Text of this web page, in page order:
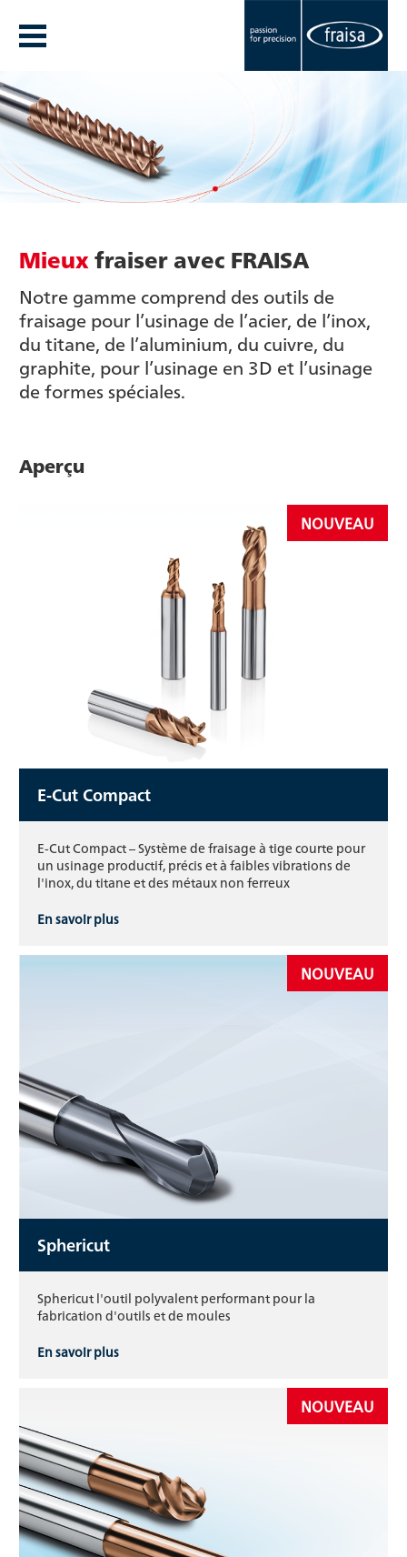
Mieux fraiser avec FRAISA
Notre gamme comprend des outils de
fraisage pour l’usinage de l’acier, de l’inox,
du titane, de l’aluminium, du cuivre, du
graphite, pour l’usinage en 3D et l’usinage
de formes spéciales.
Aperçu
NOUVEAU
E-Cut Compact
E-Cut Compact – Système de fraisage à tige courte pour
un usinage productif, précis et à faibles vibrations de
l'inox, du titane et des métaux non ferreux
En savoir plus
NOUVEAU
Sphericut
Sphericut l'outil polyvalent performant pour la
fabrication d'outils et de moules
En savoir plus
NOUVEAU